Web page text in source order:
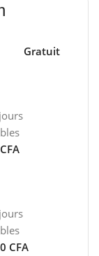
Gratuit
CFA